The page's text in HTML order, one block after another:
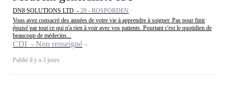
DN8 SOLUTIONS LTD - 29 - ROSPORDEN
Vous avez consacré des années de votre vie à apprendre à soigner. Pas pour finir
épuisé par tout ce qui n'a rien à voir avec vos patients. Pourtant c'est le quotidien de
beaucoup de médecins...
CDI - Non renseigné
Publié il y a 3 jours